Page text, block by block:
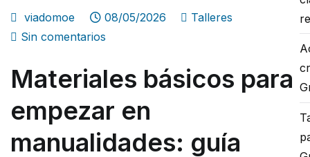
viadomoe 08/05/2026
Talleres
Sin comentarios
básicos
empezar
en
manualidades
Materiales básicos para
empezar en
manualidades: guía